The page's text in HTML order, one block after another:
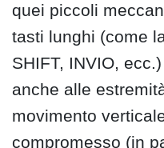
quei piccoli
tasti lunghi (come
SHIFT, INVIO,
anche alle
movimento
compromesso (in